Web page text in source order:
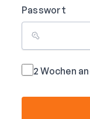
Passwort
2 Wochen